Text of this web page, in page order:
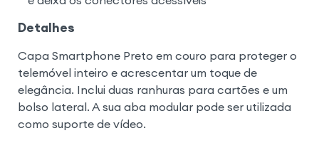
Detalhes
Capa Smartphone Preto em couro para proteger o
telemóvel inteiro e acrescentar um toque de
elegância. Inclui duas ranhuras para cartões e um
bolso lateral. A sua aba modular pode ser utilizada
como suporte de vídeo.